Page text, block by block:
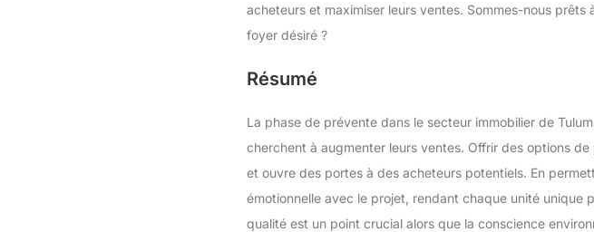
acheteurs et maximiser leurs ventes. Sommes-nous
foyer désiré ?
Résumé
La phase de prévente dans le secteur immobilier de
cherchent à augmenter leurs ventes. Offrir des options
et ouvre des portes à des acheteurs potentiels. En
émotionnelle avec le projet, rendant chaque unité unique
qualité est un point crucial alors que la conscience